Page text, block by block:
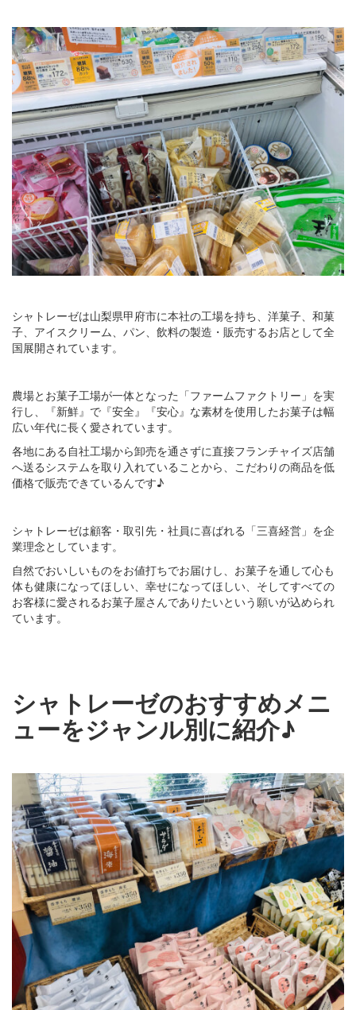
シャトレーゼは山梨県甲府市に本社の工場を持ち、洋菓子、和菓
子、アイスクリーム、パン、飲料の製造・販売するお店として全
国展開されています。
農場とお菓子工場が一体となった「ファームファクトリー」を実
行し、『新鮮』で『安全』『安心』な素材を使用したお菓子は幅
広い年代に長く愛されています。
各地にある自社工場から卸売を通さずに直接フランチャイズ店舗
へ送るシステムを取り入れていることから、こだわりの商品を低
価格で販売できているんです♪
シャトレーゼは顧客・取引先・社員に喜ばれる「三喜経営」を企
業理念としています。
自然でおいしいものをお値打ちでお届けし、お菓子を通して心も
体も健康になってほしい、幸せになってほしい、そしてすべての
お客様に愛されるお菓子屋さんでありたいという願いが込められ
ています。
シャトレーゼのおすすめメニ
ューをジャンル別に紹介♪